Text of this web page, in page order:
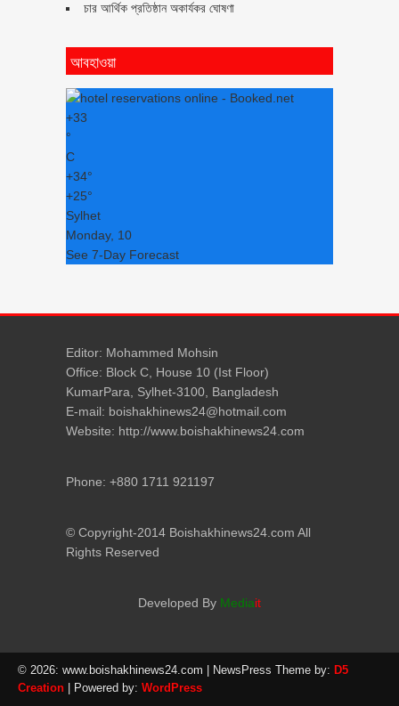
চার আর্থিক প্রতিষ্ঠান অকার্যকর ঘোষণা
আবহাওয়া
+33
°
C
+34°
+25°
Sylhet
Monday, 10
See 7-Day Forecast
Editor: Mohammed Mohsin
Office: Block C, House 10 (Ist Floor)
KumarPara, Sylhet-3100, Bangladesh
E-mail: boishakhinews24@hotmail.com
Website: http://www.boishakhinews24.com
Phone: +880 1711 921197
© Copyright-2014 Boishakhinews24.com All
Rights Reserved
Developed By Mediait
© 2026: www.boishakhinews24.com | NewsPress Theme by: D5
Creation | Powered by: WordPress